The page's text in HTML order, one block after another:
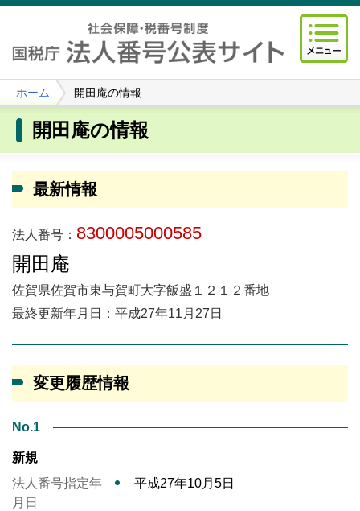
ホーム 開田庵の情報
開田庵の情報
最新情報
法人番号： 8300005000585
開田庵
佐賀県佐賀市東与賀町大字飯盛１２１２番地
最終更新年月日：平成27年11月27日
変更履歴情報
No.1
新規
法人番号指定年
月日
平成27年10月5日